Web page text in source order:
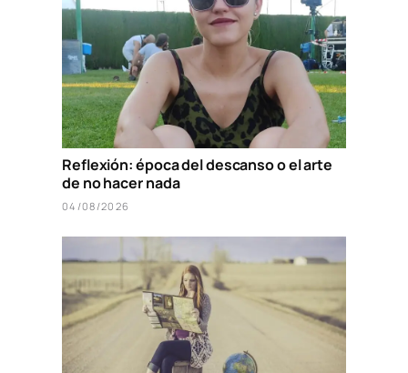
Reflexión: época del descanso o el arte
de no hacer nada
04/08/2026